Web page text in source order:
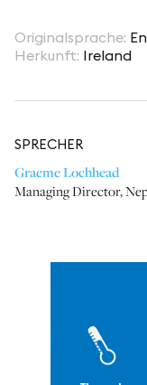
Originalsprache:
Herkunft: Ireland
SPRECHER
Graeme Lochhead
Managing Director,